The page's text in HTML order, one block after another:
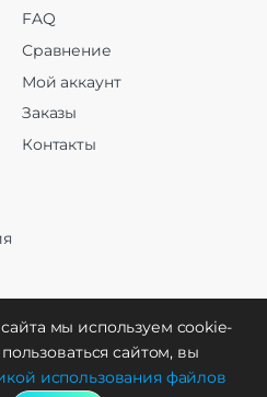
FAQ
Сравнение
Мой аккаунт
Заказы
Контакты
мы используем cookie-
сайтом, вы
использования файлов